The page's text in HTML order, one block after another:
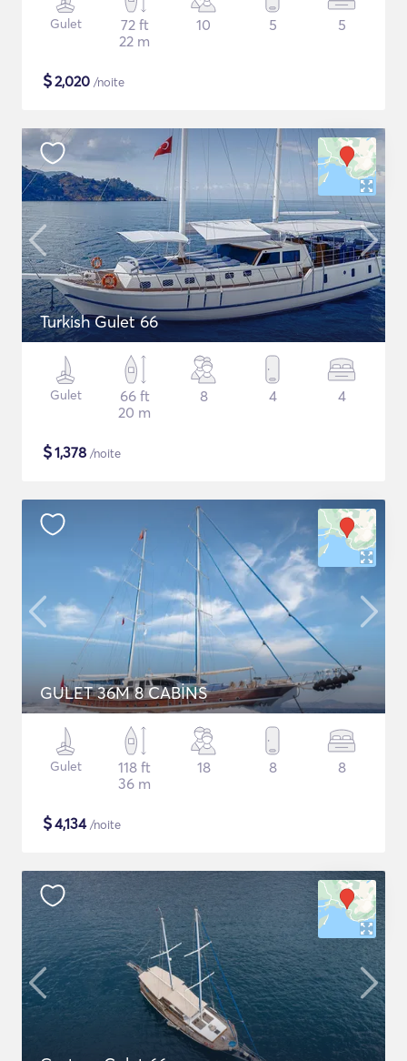
Gulet
72 ft
22 m
10 5 5
$2,020 /noite
Turkish Gulet 66
Gulet
66 ft
20 m
8 4 4
$1,378 /noite
GULET 36M 8 CABİNS
Gulet
118 ft
36 m
18 8 8
$4,134/noite